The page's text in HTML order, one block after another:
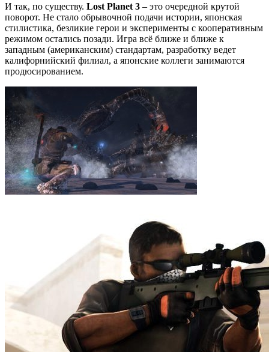
И так, по существу. Lost Planet 3 – это очередной крутой
поворот. Не стало обрывочной подачи истории, японская
стилистика, безликие герои и эксперименты с кооперативным
режимом остались позади. Игра всё ближе и ближе к
западным (американским) стандартам, разработку ведет
калифорнийский филиал, а японские коллеги занимаются
продюсированием.